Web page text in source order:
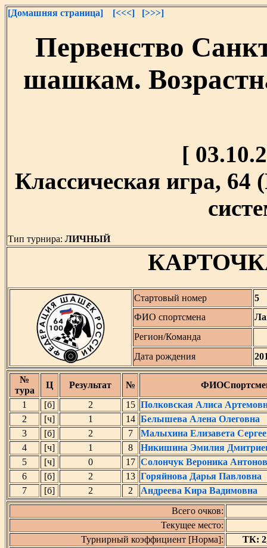
[Домашняя страница] [<<<] [>>>]
Первенство
шашкам.
[
Классическая игра,
Тип турнира: ЛИЧНЫЙ
Стартовый номер
5
ФИО спортсмена
Регион/Команда
Дата рождения
№
тура
Ц Результат №
1
[б] 2 15 Полковская Алиса
2
[ч] 1 14 Белышева Алена Олеговна
3
[б] 2 7
Малыхина Елизавета
4
[ч] 1 8
Никишина Эмилия
5
[ч] 0 17 Солончук Вероника
6
[б] 2 13 Горяйнова Дарья Павловна
7
[б] 2 2
Андреева Кира Вадимовна
Всего очков:
Текущее место:
Турнирный коэффициент [Норма]:
ТК: